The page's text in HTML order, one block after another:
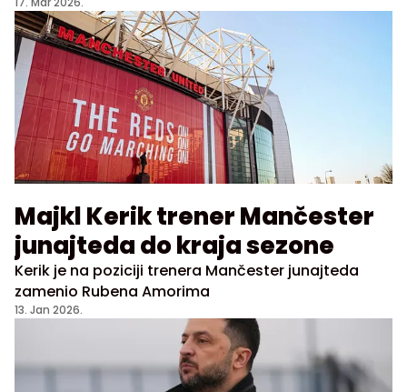
Majkl Kerik trener Mančester
junajteda do kraja sezone
Kerik je na poziciji trenera Mančester junajteda
zamenio Rubena Amorima
13. Jan 2026.